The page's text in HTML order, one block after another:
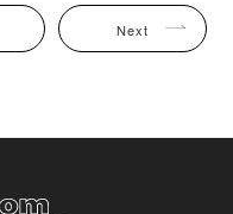
Next